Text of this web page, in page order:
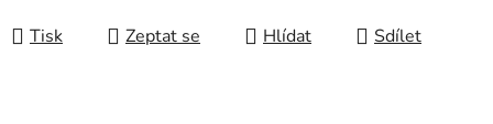
Tisk Zeptat se Hlídat Sdílet